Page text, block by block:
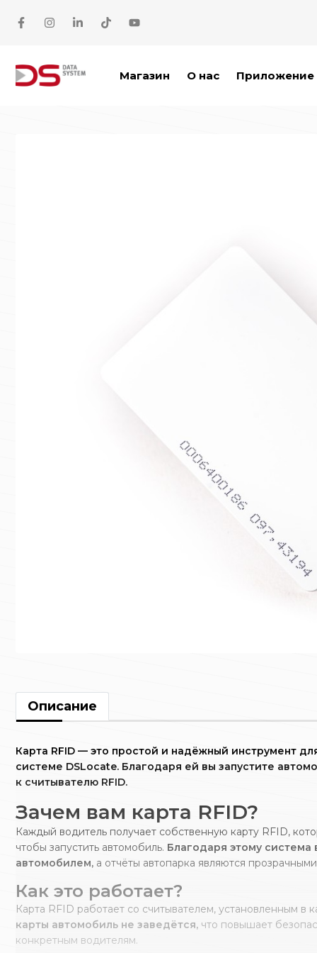
Магазин О нас Приложение
Описание
Карта RFID — это простой и надёжный инструмент
системе DSLocate. Благодаря ей вы запустите
к считывателю RFID.
Зачем вам карта RFID?
Каждый водитель получает собственную карту RFID,
чтобы запустить автомобиль. Благодаря этому система
автомобилем, а отчёты автопарка являются
Как это работает?
Карта RFID работает со считывателем, установленным в
карты автомобиль не заведётся, что повышает
конкретным водителям.